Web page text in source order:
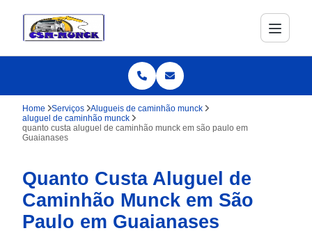
Home Serviços
Alugueis de caminhão munck
aluguel de caminhão munck
quanto custa aluguel de caminhão munck em são paulo em
Guaianases
Quanto Custa Aluguel de
Caminhão Munck em São
Paulo em Guaianases